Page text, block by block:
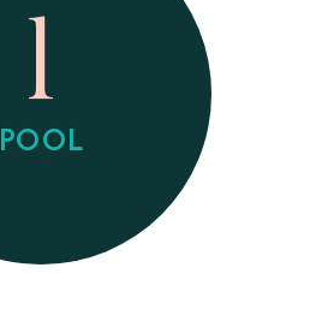
1
POOL